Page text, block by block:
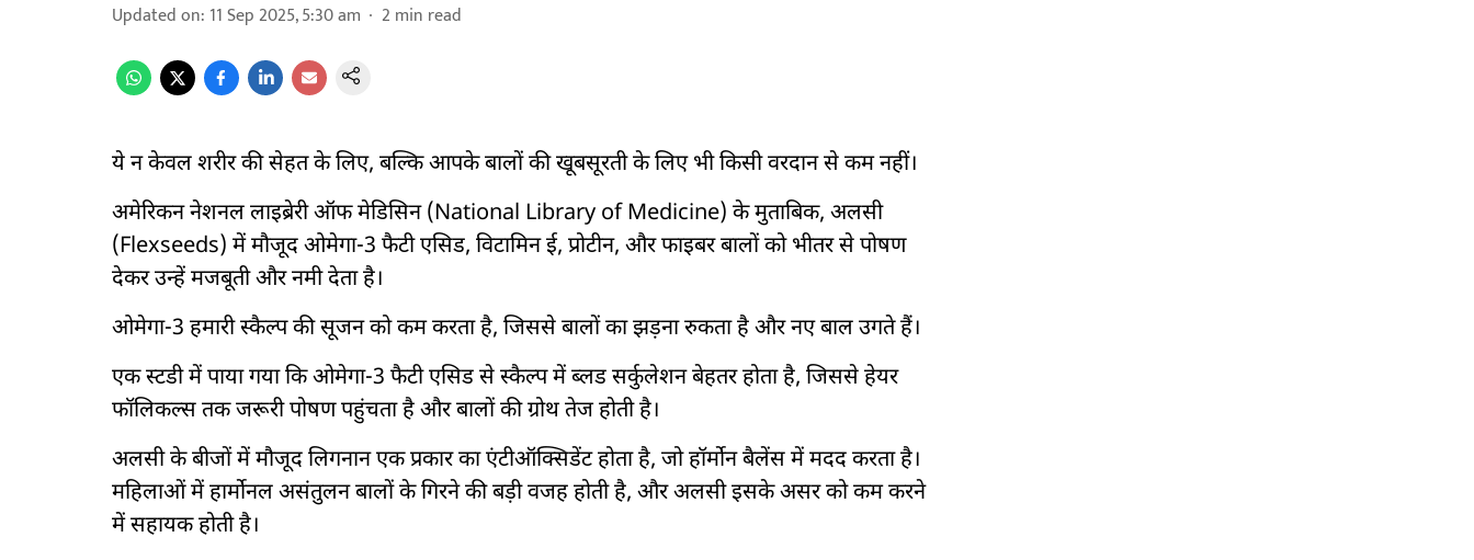
Updated on: 11 Sep 2025, 5:30 am 2 min read
ये न केवल शरीर की सेहत के लिए, बल्कि आपके बालों की खूबसूरती के लिए भी किसी वरदान से कम नहीं।
अमेरिकन नेशनल लाइब्रेरी ऑफ मेडिसिन (National Library of Medicine) के मुताबिक, अलसी
(Flexseeds) में मौजूद ओमेगा-3 फैटी एसिड, विटामिन ई, प्रोटीन, और फाइबर बालों को भीतर से पोषण
देकर उन्हें मजबूती और नमी देता है।
ओमेगा-3 हमारी स्कैल्प की सूजन को कम करता है, जिससे बालों का झड़ना रुकता है और नए बाल उगते हैं।
एक स्टडी में पाया गया कि ओमेगा-3 फैटी एसिड से स्कैल्प में ब्लड सर्कुलेशन बेहतर होता है, जिससे हेयर
फॉलिकल्स तक जरूरी पोषण पहुंचता है और बालों की ग्रोथ तेज होती है।
अलसी के बीजों में मौजूद लिगनान एक प्रकार का एंटीऑक्सिडेंट होता है, जो हॉर्मोन बैलेंस में मदद करता है।
महिलाओं में हार्मोनल असंतुलन बालों के गिरने की बड़ी वजह होती है, और अलसी इसके असर को कम करने
में सहायक होती है।